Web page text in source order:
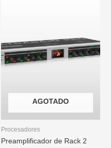
AGOTADO
Procesadores
Preamplificador de Rack 2